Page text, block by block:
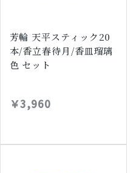
芳輪 天平スティック20
本/香立春待月/香皿瑠璃
色 セット
￥3,960